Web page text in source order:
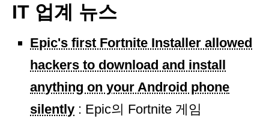
IT 업계 뉴스
Epic's first Fortnite Installer allowed
hackers to download and install
anything on your Android phone
silently : Epic의 Fortnite 게임